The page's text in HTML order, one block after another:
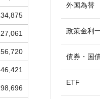
外国為替
政策金利
債券・国
ETF